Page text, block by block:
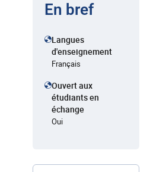
En bref
Langues
d'enseignement
Français
Ouvert aux
étudiants en
échange
Oui